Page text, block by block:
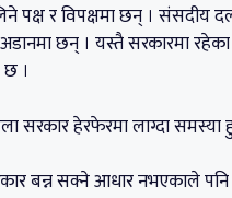
पक्ष र विपक्षमा छन् ।
छन् । यस्तै सरकारमा
।
सरकार हेरफेरमा लाग्दा
बन्न सक्ने आधार नभएकाले